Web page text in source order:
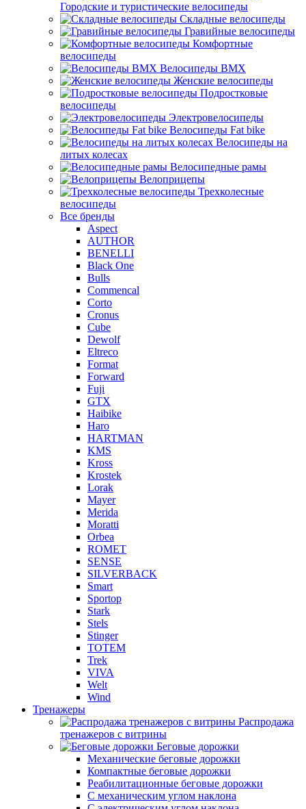
Городские и туристические велосипеды
Складные велосипеды
Гравийные велосипеды
Комфортные
велосипеды
Велосипеды BMX
Женские велосипеды
Подростковые
велосипеды
Электровелосипеды
Велосипеды Fat bike
Велосипеды на
литых колесах
Велосипедные рамы
Велоприцепы
Трехколесные
велосипеды
Все бренды
Aspect
AUTHOR
BENELLI
Black One
Bulls
Commencal
Corto
Cronus
Cube
Dewolf
Eltreco
Format
Forward
Fuji
GTX
Haibike
Haro
HARTMAN
KMS
Kross
Krostek
Lorak
Mayer
Merida
Moratti
Orbea
ROMET
SENSE
SILVERBACK
Smart
Sportop
Stark
Stels
Stinger
TOTEM
Trek
VIVA
Welt
Wind
Тренажеры
Распродажа
тренажеров с витрины
Беговые дорожки
Механические беговые дорожки
Компактные беговые дорожки
Реабилитационные беговые дорожки
С механическим углом наклона